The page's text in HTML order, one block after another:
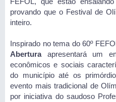
provando que o Festival de
inteiro.
Inspirado no tema do 60º
Aberturaapresentará um
econômicos e sociais
do município até os
evento mais tradicional de
por iniciativa do saudoso